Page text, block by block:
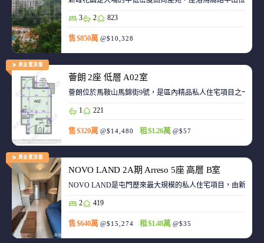
3 2 823
售 $850萬 @$10,328
黃金置頂盤
薈朗 2座 低層 A02室
薈朗位於馬鞍山馬錦街9號，是區內精品私人住宅項目之一，
1 221
售 $320萬 @$14,480 租 $1.26萬 @$57
黃金置頂盤
NOVO LAND 2A期 Arreso 5座 高層 B室
NOVO LAND是屯門歷來最大規模的私人住宅項目，由新鴻
2 419
售 $640萬 @$15,274 租 $1.48萬 @$35